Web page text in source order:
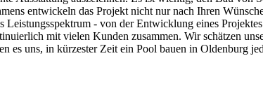
entwickeln das Projekt nicht nur nach Ihren
Leistungsspektrum - von der Entwicklung eines
mit vielen Kunden zusammen. Wir schätzen
es uns, in kürzester Zeit ein Pool bauen in Oldenburg